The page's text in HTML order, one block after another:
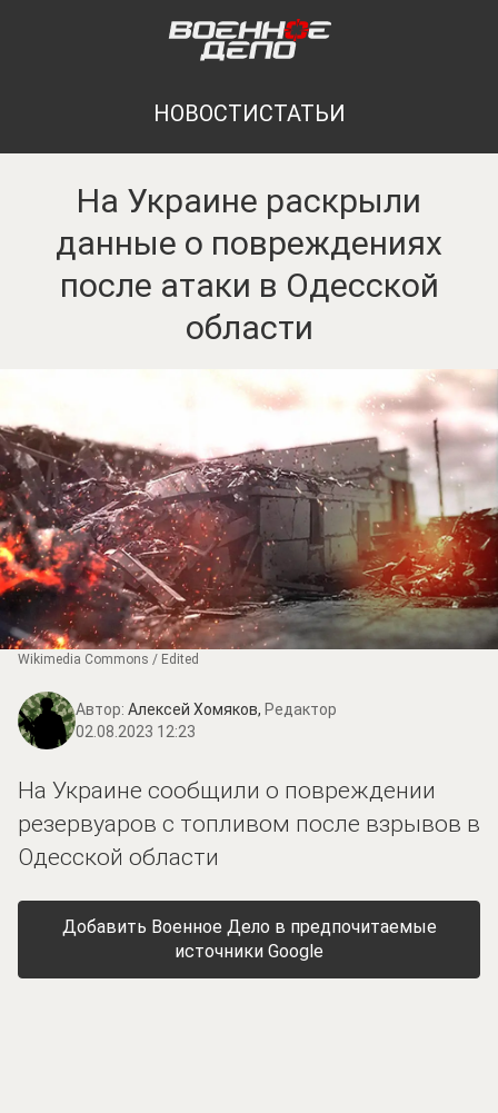
НОВОСТИСТАТЬИ
На Украине раскрыли
данные о повреждениях
после атаки в Одесской
области
Wikimedia Commons / Edited
Автор: Алексей Хомяков, Редактор
02.08.2023 12:23
На Украине сообщили о повреждении
резервуаров с топливом после взрывов в
Одесской области
Добавить Военное Дело в предпочитаемые
источники Google